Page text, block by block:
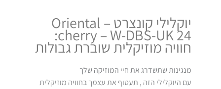
יוקלילי קונצרט – Oriental
cherry – W-DBS-UK 24:
חוויה מוזיקלית שוברת גבולות
מנגינות שתשדרג את חיי המוזיקה שלך
עם היוקלילי הזה , תעטוף את עצמך בחוויה מוזיקלית